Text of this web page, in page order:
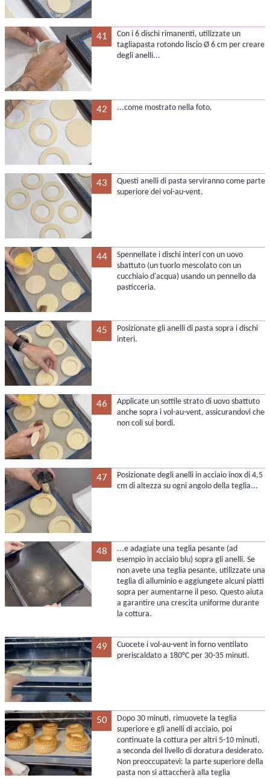
41
Con i 6 dischi rimanenti, utilizzate un
tagliapasta rotondo liscio Ø 6 cm per creare
degli anelli...
42 ...come mostrato nella foto.
43
Questi anelli di pasta serviranno come parte
superiore dei vol-au-vent.
44
Spennellate i dischi interi con un uovo
sbattuto (un tuorlo mescolato con un
cucchiaio d'acqua) usando un pennello da
pasticceria.
45
Posizionate gli anelli di pasta sopra i dischi
interi.
46
Applicate un sottile strato di uovo sbattuto
anche sopra i vol-au-vent, assicurandovi che
non coli sui bordi.
47
Posizionate degli anelli in acciaio inox di 4,5
cm di altezza su ogni angolo della teglia...
48
...e adagiate una teglia pesante (ad
esempio in acciaio blu) sopra gli anelli. Se
non avete una teglia pesante, utilizzate una
teglia di alluminio e aggiungete alcuni piatti
sopra per aumentarne il peso. Questo aiuta
a garantire una crescita uniforme durante
la cottura.
49
Cuocete i vol-au-vent in forno ventilato
preriscaldato a 180°C per 30-35 minuti.
50
Dopo 30 minuti, rimuovete la teglia
superiore e gli anelli di acciaio, poi
continuate la cottura per altri 5-10 minuti,
a seconda del livello di doratura desiderato.
Non preoccupatevi: la parte superiore della
pasta non si attaccherà alla teglia